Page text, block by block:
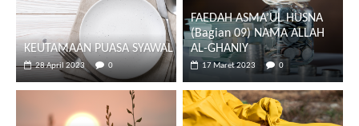
KEUTAMAAN PUASA SYAWAL
28 April 2023 0
FAEDAH ASMA’UL HUSNA
(Bagian 09) NAMA ALLAH
AL-GHANIY
17 Maret 2023 0